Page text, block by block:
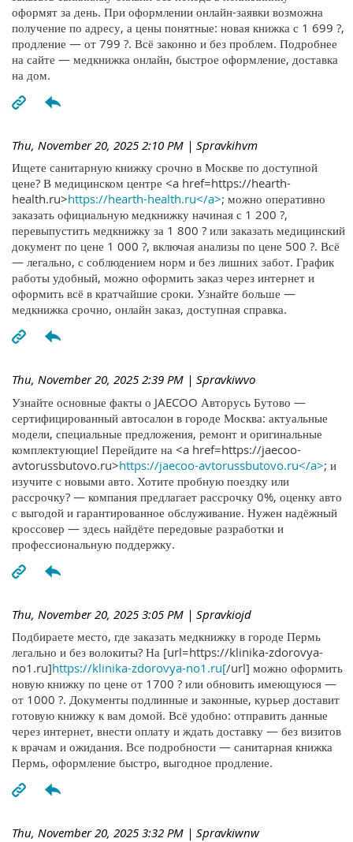
оформят за день. При оформлении онлайн-заявки возможна
получение по адресу, а цены понятные: новая книжка с 1 699 ?,
продление — от 799 ?. Всё законно и без проблем. Подробнее
на сайте — медкнижка онлайн, быстрое оформление, доставка
на дом.
Thu, November 20, 2025 2:10 PM | Spravkihvm
Ищете санитарную книжку срочно в Москве по доступной
цене? В медицинском центре <a href=https://hearth-
health.ru>https://hearth-health.ru</a>; можно оперативно
заказать официальную медкнижку начиная с 1 200 ?,
перевыпустить медкнижку за 1 800 ? или заказать медицинский
документ по цене 1 000 ?, включая анализы по цене 500 ?. Всё
— легально, с соблюдением норм и без лишних забот. График
работы удобный, можно оформить заказ через интернет и
оформить всё в кратчайшие сроки. Узнайте больше —
медкнижка срочно, онлайн заказ, доступная справка.
Thu, November 20, 2025 2:39 PM | Spravkiwvo
Узнайте основные факты о JAECOO Авторусь Бутово —
сертифицированный автосалон в городе Москва: актуальные
модели, специальные предложения, ремонт и оригинальные
комплектующие! Перейдите на <a href=https://jaecoo-
avtorussbutovo.ru>https://jaecoo-avtorussbutovo.ru</a>; и
изучите с новыми авто. Хотите пробную поездку или
рассрочку? — компания предлагает рассрочку 0%, оценку авто
с выгодой и гарантированное обслуживание. Нужен надёжный
кроссовер — здесь найдёте передовые разработки и
профессиональную поддержку.
Thu, November 20, 2025 3:05 PM | Spravkiojd
Подбираете место, где заказать медкнижку в городе Пермь
легально и без волокиты? На [url=https://klinika-zdorovya-
no1.ru]https://klinika-zdorovya-no1.ru[/url] можно оформить
новую книжку по цене от 1700 ? или обновить имеющуюся —
от 1000 ?. Документы подлинные и законные, курьер доставит
готовую книжку к вам домой. Всё удобно: отправить данные
через интернет, внести оплату и ждать доставку — без визитов
к врачам и ожидания. Все подробности — санитарная книжка
Пермь, оформление быстро, выгодное продление.
Thu, November 20, 2025 3:32 PM | Spravkiwnw